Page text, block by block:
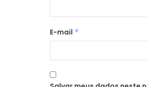
E-mail *